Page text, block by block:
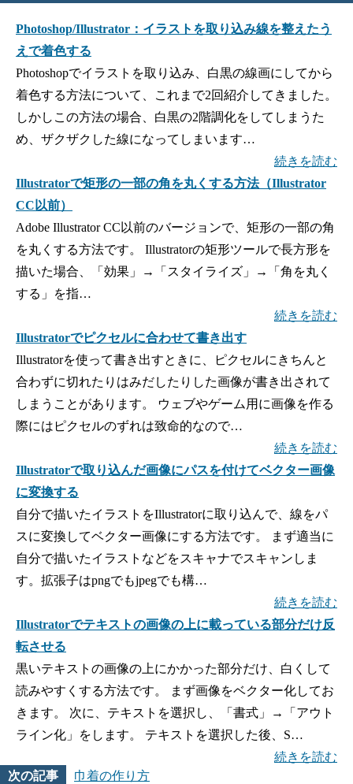
Photoshop/Illustrator：イラストを取り込み線を整えたう
えで着色する
Photoshopでイラストを取り込み、白黒の線画にしてから
着色する方法について、これまで2回紹介してきました。
しかしこの方法の場合、白黒の2階調化をしてしまうた
め、ザクザクした線になってしまいます…
続きを読む
Illustratorで矩形の一部の角を丸くする方法（Illustrator
CC以前）
Adobe Illustrator CC以前のバージョンで、矩形の一部の角
を丸くする方法です。 Illustratorの矩形ツールで長方形を
描いた場合、「効果」→「スタイライズ」→「角を丸く
する」を指…
続きを読む
Illustratorでピクセルに合わせて書き出す
Illustratorを使って書き出すときに、ピクセルにきちんと
合わずに切れたりはみだしたりした画像が書き出されて
しまうことがあります。 ウェブやゲーム用に画像を作る
際にはピクセルのずれは致命的なので…
続きを読む
Illustratorで取り込んだ画像にパスを付けてベクター画像
に変換する
自分で描いたイラストをIllustratorに取り込んで、線をパ
スに変換してベクター画像にする方法です。 まず適当に
自分で描いたイラストなどをスキャナでスキャンしま
す。拡張子はpngでもjpegでも構…
続きを読む
Illustratorでテキストの画像の上に載っている部分だけ反
転させる
黒いテキストの画像の上にかかった部分だけ、白くして
読みやすくする方法です。 まず画像をベクター化してお
きます。 次に、テキストを選択し、「書式」→「アウト
ライン化」をします。 テキストを選択した後、S…
続きを読む
巾着の作り方